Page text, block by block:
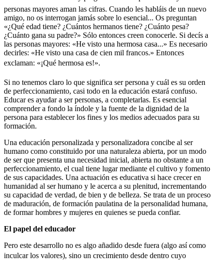
personas mayores aman las cifras. Cuando les habláis de un nuevo
amigo, no os interrogan jamás sobre lo esencial... Os preguntan
«¿Qué edad tiene? ¿Cuántos hermanos tiene? ¿Cuánto pesa?
¿Cuánto gana su padre?» Sólo entonces creen conocerle. Si decís a
las personas mayores: «He visto una hermosa casa...» Es necesario
decirles: «He visto una casa de cien mil francos.» Entonces
exclaman: «¡Qué hermosa es!».
Si no tenemos claro lo que significa ser persona y cuál es su orden
de perfeccionamiento, casi todo en la educación estará confuso.
Educar es ayudar a ser personas, a completarlas. Es esencial
comprender a fondo la índole y la fuente de la dignidad de la
persona para establecer los fines y los medios adecuados para su
formación.
Una educación personalizada y personalizadora concibe al ser
humano como constituido por una naturaleza abierta, por un modo
de ser que presenta una necesidad inicial, abierta no obstante a un
perfeccionamiento, el cual tiene lugar mediante el cultivo y fomento
de sus capacidades. Una actuación es educativa si hace crecer en
humanidad al ser humano y le acerca a su plenitud, incrementando
su capacidad de verdad, de bien y de belleza. Se trata de un proceso
de maduración, de formación paulatina de la personalidad humana,
de formar hombres y mujeres en quienes se pueda confiar.
El papel del educador
Pero este desarrollo no es algo añadido desde fuera (algo así como
inculcar los valores), sino un crecimiento desde dentro cuyo